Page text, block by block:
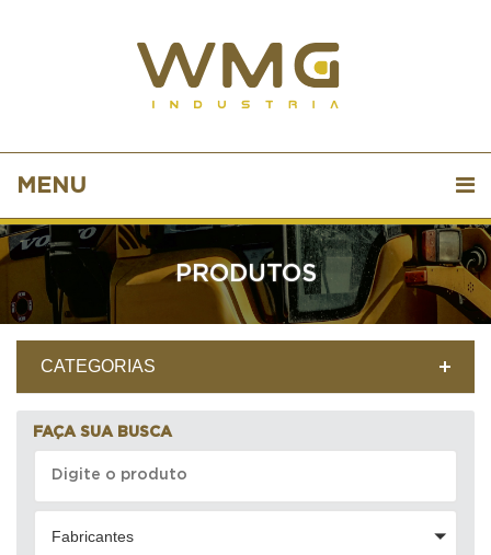
MENU
PRODUTOS
CATEGORIAS
FAÇA SUA BUSCA
Fabricantes